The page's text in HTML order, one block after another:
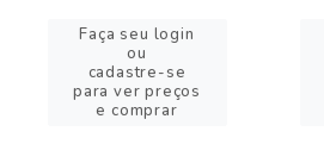
Faça seu login
ou
cadastre-se
para ver preços
e comprar